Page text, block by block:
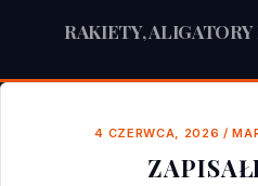
RAKIETY,
4 CZERWCA, 2026 /